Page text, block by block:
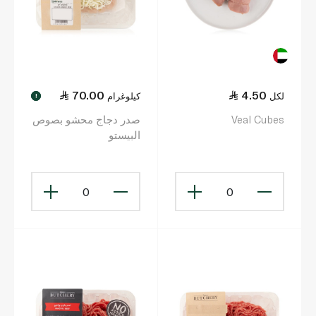
4.50 لكل
Veal Cubes
0
70.00 كيلوغرام !
صدر دجاج محشو بصوص
البيستو
0